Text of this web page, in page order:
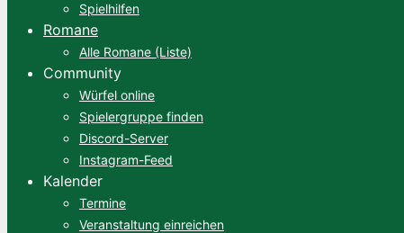
Spielhilfen
Romane
Alle Romane (Liste)
Community
Würfel online
Spielergruppe finden
Discord-Server
Instagram-Feed
Kalender
Termine
Veranstaltung einreichen